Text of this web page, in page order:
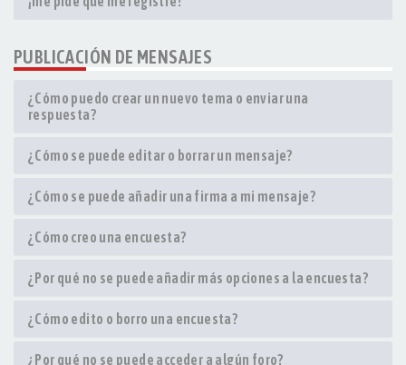
PUBLICACIÓN DE MENSAJES
¿Cómo puedo crear un nuevo tema o enviar una
respuesta?
¿Cómo se puede editar o borrar un mensaje?
¿Cómo se puede añadir una firma a mi mensaje?
¿Cómo creo una encuesta?
¿Por qué no se puede añadir más opciones a la encuesta?
¿Cómo edito o borro una encuesta?
¿Por qué no se puede acceder a algún foro?